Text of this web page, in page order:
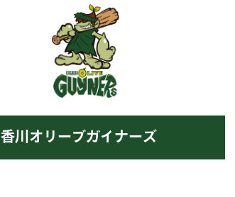
香川オリーブガイナーズ